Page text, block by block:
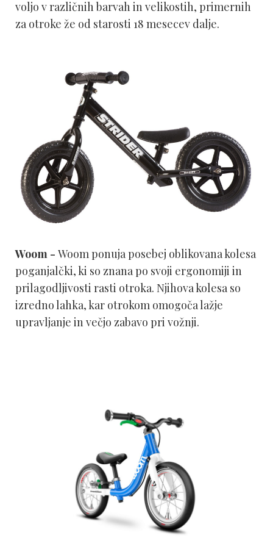
voljo v različnih barvah in velikostih, primernih
za otroke že od starosti 18 mesecev dalje.
Woom - Woom ponuja posebej oblikovana kolesa
poganjalčki, ki so znana po svoji ergonomiji in
prilagodljivosti rasti otroka. Njihova kolesa so
izredno lahka, kar otrokom omogoča lažje
upravljanje in večjo zabavo pri vožnji.